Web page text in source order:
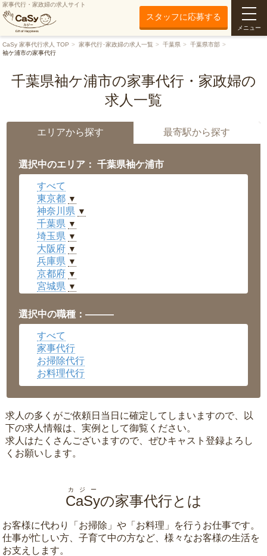
家事代行・家政婦の求人サイト
スタッフに応募する
メニュー
CaSy 家事代行求人 TOP 家事代行･家政婦の求人一覧 千葉県
千葉県市部
袖ケ浦市の家事代行
千葉県袖ケ浦市の家事代行・家政婦の
求人一覧
エリアから探す 最寄駅から探す
選択中のエリア： 千葉県袖ケ浦市
すべて
東京都 ▼
神奈川県 ▼
千葉県 ▼
埼玉県 ▼
大阪府 ▼
兵庫県 ▼
京都府 ▼
宮城県 ▼
福井県 ▼
岡山県 ▼
広島県
沖縄県 ▼
選択中の職種：———
すべて
家事代行
お掃除代行
お料理代行
求人の多くがご依頼日当日に確定してしまいますので、以
下の求人情報は、実例として御覧ください。
求人はたくさんございますので、ぜひキャスト登録よろし
くお願いします。
CaSy
カジー
の家事代行とは
お客様に代わり「 お掃除 」や「 お料理 」を行うお仕事です。
仕事が忙しい方、子育て中の方など、様々なお客様の生活を
お支えします。